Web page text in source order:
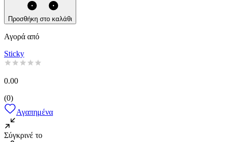
Προσθήκη στο καλάθι
Αγορά από
Sticky
0.00
(0)
Αγαπημένα
Σύγκρινέ το